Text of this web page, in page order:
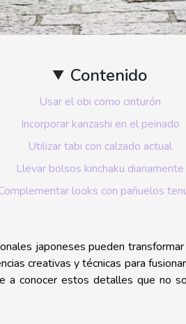
Contenido
Usar el obi como cinturón
Incorporar kanzashi en el peinado
Utilizar tabi con calzado actual
Llevar bolsos kinchaku diariamente
looks con pañuelos
japoneses pueden
creativas y técnicas para
a conocer estos detalles que no